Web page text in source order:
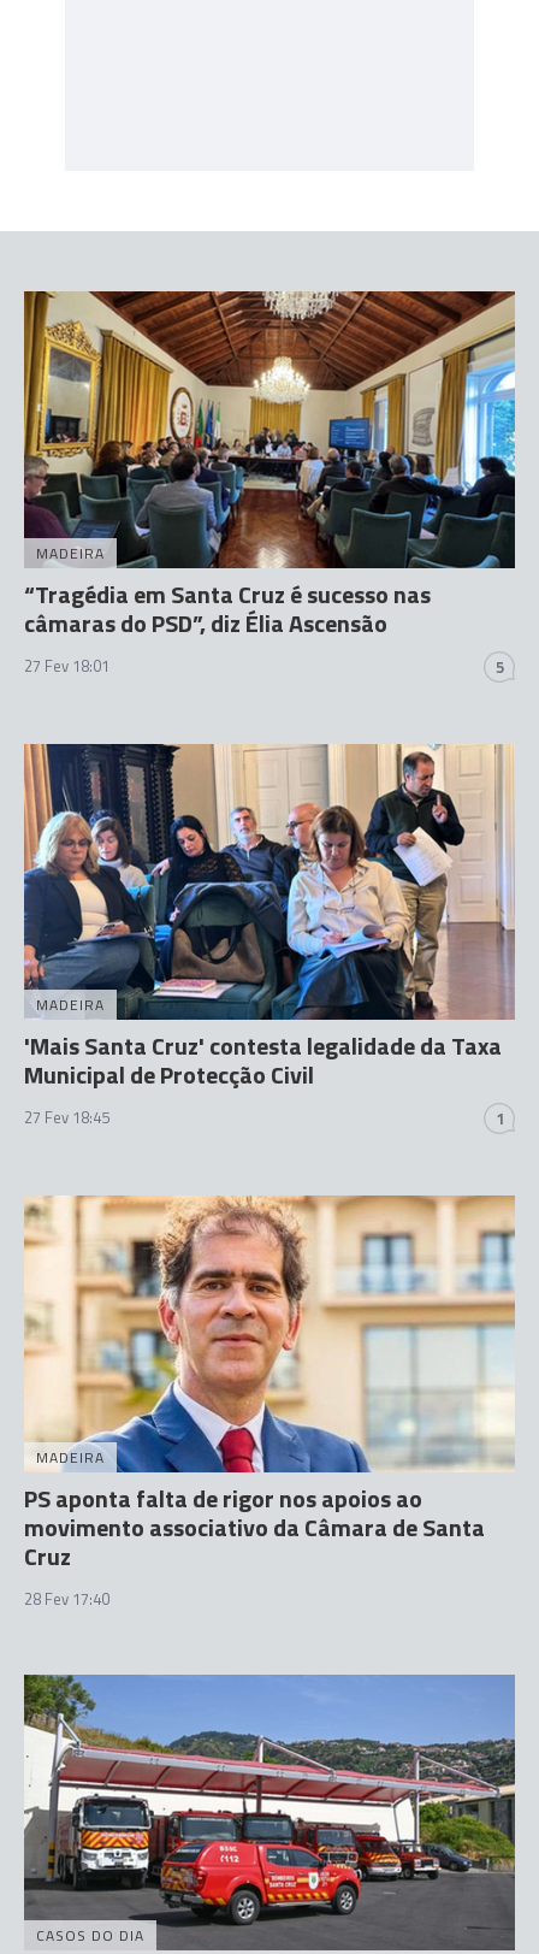
MADEIRA
“Tragédia em Santa Cruz é sucesso nas
câmaras do PSD”, diz Élia Ascensão
27 Fev 18:01 5
MADEIRA
'Mais Santa Cruz' contesta legalidade da Taxa
Municipal de Protecção Civil
27 Fev 18:45 1
MADEIRA
PS aponta falta de rigor nos apoios ao
movimento associativo da Câmara de Santa
Cruz
28 Fev 17:40
CASOS DO DIA